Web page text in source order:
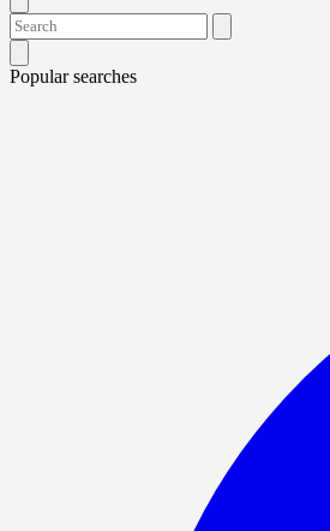
Popular searches